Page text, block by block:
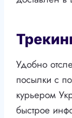
Удобно
посылки с
курьером
быстрое